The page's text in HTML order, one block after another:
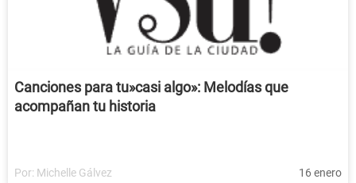
Canciones para tu»casi algo»: Melodías que
acompañan tu historia
Por: Michelle Gálvez 16 enero